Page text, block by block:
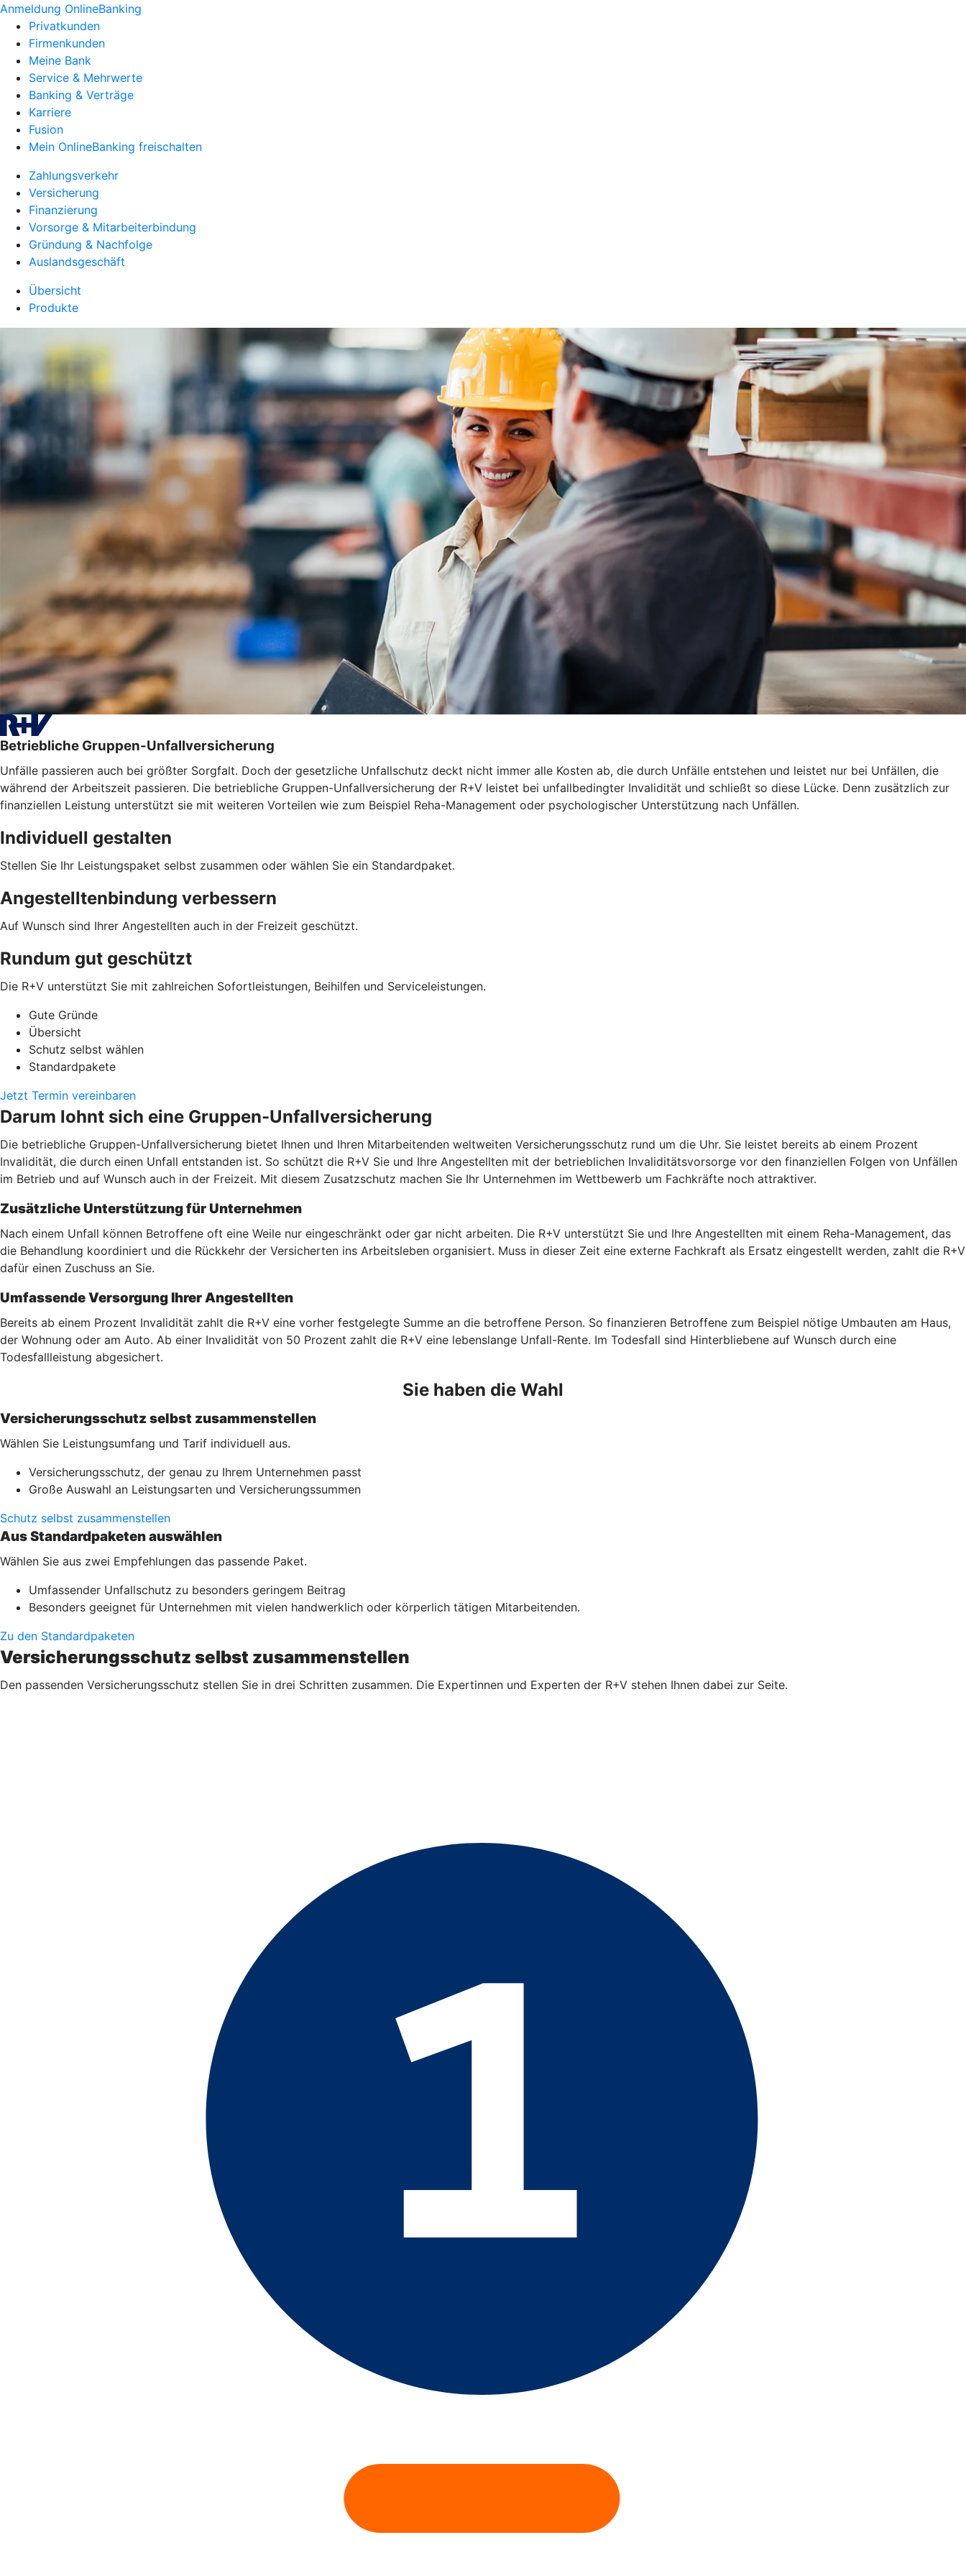
Anmeldung OnlineBanking
Privatkunden
Firmenkunden
Meine Bank
Service & Mehrwerte
Banking & Verträge
Karriere
Fusion
Mein OnlineBanking freischalten
Zahlungsverkehr
Versicherung
Finanzierung
Vorsorge & Mitarbeiterbindung
Gründung & Nachfolge
Auslandsgeschäft
Übersicht
Produkte
Betriebliche Gruppen-Unfallversicherung
Unfälle passieren auch bei größter Sorgfalt. Doch der gesetzliche Unfallschutz deckt nicht immer alle Kosten ab, die durch Unfälle entstehen und leistet nur bei Unfällen, die
während der Arbeitszeit passieren. Die betriebliche Gruppen-Unfallversicherung der R+V leistet bei unfallbedingter Invalidität und schließt so diese Lücke. Denn zusätzlich zur
finanziellen Leistung unterstützt sie mit weiteren Vorteilen wie zum Beispiel Reha-Management oder psychologischer Unterstützung nach Unfällen.
Individuell gestalten
Stellen Sie Ihr Leistungspaket selbst zusammen oder wählen Sie ein Standardpaket.
Angestelltenbindung verbessern
Auf Wunsch sind Ihrer Angestellten auch in der Freizeit geschützt.
Rundum gut geschützt
Die R+V unterstützt Sie mit zahlreichen Sofortleistungen, Beihilfen und Serviceleistungen.
Gute Gründe
Übersicht
Schutz selbst wählen
Standardpakete
Jetzt Termin vereinbaren
Darum lohnt sich eine Gruppen-Unfallversicherung
Die betriebliche Gruppen-Unfallversicherung bietet Ihnen und Ihren Mitarbeitenden weltweiten Versicherungsschutz rund um die Uhr. Sie leistet bereits ab einem Prozent
Invalidität, die durch einen Unfall entstanden ist. So schützt die R+V Sie und Ihre Angestellten mit der betrieblichen Invaliditätsvorsorge vor den finanziellen Folgen von Unfällen
im Betrieb und auf Wunsch auch in der Freizeit. Mit diesem Zusatzschutz machen Sie Ihr Unternehmen im Wettbewerb um Fachkräfte noch attraktiver.
Zusätzliche Unterstützung für Unternehmen
Nach einem Unfall können Betroffene oft eine Weile nur eingeschränkt oder gar nicht arbeiten. Die R+V unterstützt Sie und Ihre Angestellten mit einem Reha-Management, das
die Behandlung koordiniert und die Rückkehr der Versicherten ins Arbeitsleben organisiert. Muss in dieser Zeit eine externe Fachkraft als Ersatz eingestellt werden, zahlt die R+V
dafür einen Zuschuss an Sie.
Umfassende Versorgung Ihrer Angestellten
Bereits ab einem Prozent Invalidität zahlt die R+V eine vorher festgelegte Summe an die betroffene Person. So finanzieren Betroffene zum Beispiel nötige Umbauten am Haus,
der Wohnung oder am Auto. Ab einer Invalidität von 50 Prozent zahlt die R+V eine lebenslange Unfall-Rente. Im Todesfall sind Hinterbliebene auf Wunsch durch eine
Todesfallleistung abgesichert.
Sie haben die Wahl
Versicherungsschutz selbst zusammenstellen
Wählen Sie Leistungsumfang und Tarif individuell aus.
Versicherungsschutz, der genau zu Ihrem Unternehmen passt
Große Auswahl an Leistungsarten und Versicherungssummen
Schutz selbst zusammenstellen
Aus Standardpaketen auswählen
Wählen Sie aus zwei Empfehlungen das passende Paket.
Umfassender Unfallschutz zu besonders geringem Beitrag
Besonders geeignet für Unternehmen mit vielen handwerklich oder körperlich tätigen Mitarbeitenden.
Zu den Standardpaketen
Versicherungsschutz selbst zusammenstellen
Den passenden Versicherungsschutz stellen Sie in drei Schritten zusammen. Die Expertinnen und Experten der R+V stehen Ihnen dabei zur Seite.